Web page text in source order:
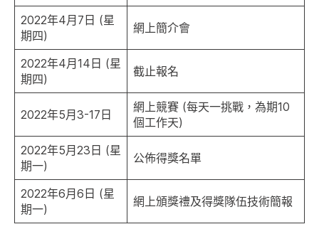
2022年4月7日 (星
期四)
網上簡介會
2022年4月14日 (星
期四)
截止報名
2022年5月3-17日
網上競賽 (每天一挑戰，為期10
個工作天)
2022年5月23日 (星
期一)
公佈得獎名單
2022年6月6日 (星
期一)
網上頒獎禮及得獎隊伍技術簡報